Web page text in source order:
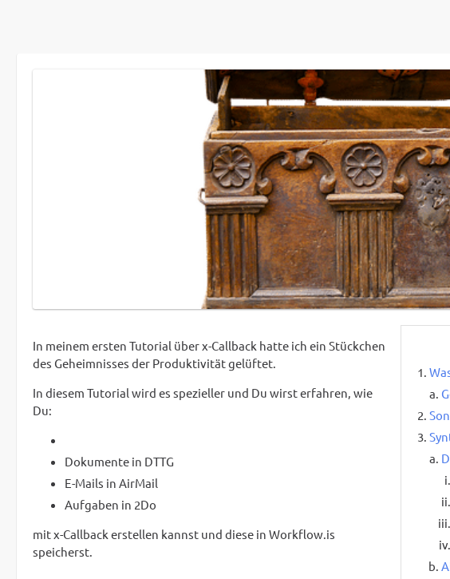
In meinem ersten Tutorial über x-Callback hatte ich ein Stückchen
des Geheimnisses der Produktivität gelüftet.
In diesem Tutorial wird es spezieller und Du wirst erfahren, wie
Du:
Dokumente in DTTG
E-Mails in AirMail
Aufgaben in 2Do
mit x-Callback erstellen kannst und diese in Workflow.is
speicherst.